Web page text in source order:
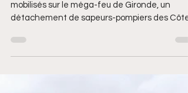
Alors que plus de 1 000 pompiers sont toujours
mobilisés sur le méga-feu de Gironde, un
détachement de sapeurs-pompiers des